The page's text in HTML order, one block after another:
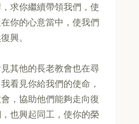
求你繼續帶領我們，使
你的心意當中，使我們
興。
其他的長老教會也在尋
看見你給我們的使命，
，協助他們能夠走向復
也興起同工，使你的榮